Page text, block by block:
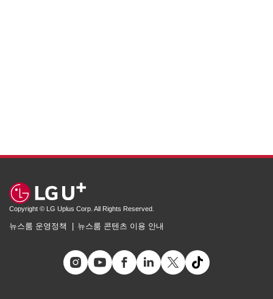
Copyright © LG Uplus Corp. All Rights Reserved.
뉴스룸 운영정책 뉴스룸 콘텐츠 이용 안내